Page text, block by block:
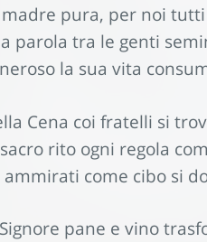
pura, per noi
parola tra le genti
la sua vita
Cena coi fratelli si
rito ogni regola
come cibo si
pane e vino